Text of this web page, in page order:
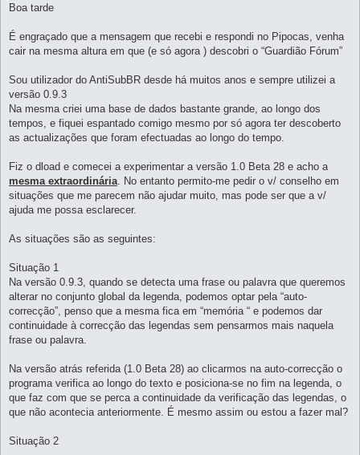
n
g
e
m
Boa tarde
É engraçado que a mensagem que recebi e respondi no Pipocas, venha
cair na mesma altura em que (e só agora ) descobri o “Guardião Fórum”
Sou utilizador do AntiSubBR desde há muitos anos e sempre utilizei a
versão 0.9.3
Na mesma criei uma base de dados bastante grande, ao longo dos
tempos, e fiquei espantado comigo mesmo por só agora ter descoberto
as actualizações que foram efectuadas ao longo do tempo.
Fiz o dload e comecei a experimentar a versão 1.0 Beta 28 e acho a
mesma extraordinária. No entanto permito-me pedir o v/ conselho em
situações que me parecem não ajudar muito, mas pode ser que a v/
ajuda me possa esclarecer.
As situações são as seguintes:
Situação 1
Na versão 0.9.3, quando se detecta uma frase ou palavra que queremos
alterar no conjunto global da legenda, podemos optar pela “auto-
correcção”, penso que a mesma fica em “memória “ e podemos dar
continuidade à correcção das legendas sem pensarmos mais naquela
frase ou palavra.
Na versão atrás referida (1.0 Beta 28) ao clicarmos na auto-correcção o
programa verifica ao longo do texto e posiciona-se no fim na legenda, o
que faz com que se perca a continuidade da verificação das legendas, o
que não acontecia anteriormente. É mesmo assim ou estou a fazer mal?
Situação 2